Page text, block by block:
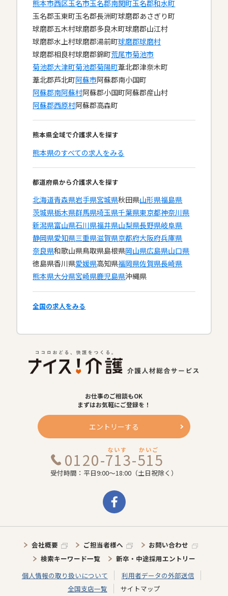
熊本市西区玉名市玉名郡南関町玉名郡和水町
玉名郡玉東町玉名郡長洲町球磨郡あさぎり町
球磨郡五木村球磨郡多良木町球磨郡山江村
球磨郡水上村球磨郡湯前町球磨郡球磨村
球磨郡相良村球磨郡錦町荒尾市菊池市
菊池郡大津町菊池郡菊陽町葦北郡津奈木町
葦北郡芦北町阿蘇市阿蘇郡南小国町
阿蘇郡南阿蘇村阿蘇郡小国町阿蘇郡産山村
阿蘇郡西原村阿蘇郡高森町
熊本県全域で介護求人を探す
熊本県のすべての求人をみる
都道府県から介護求人を探す
北海道青森県岩手県宮城県秋田県山形県福島県
茨城県栃木県群馬県埼玉県千葉県東京都神奈川県
新潟県富山県石川県福井県山梨県長野県岐阜県
静岡県愛知県三重県滋賀県京都府大阪府兵庫県
奈良県和歌山県鳥取県島根県岡山県広島県山口県
徳島県香川県愛媛県高知県福岡県佐賀県長崎県
熊本県大分県宮崎県鹿児島県沖縄県
全国の求人をみる
お仕事のご相談もOK
まずはお気軽にご登録を！
エントリーする
0120-713-515
ないす かいご
受付時間：平日9:00～18:00（土日祝除く）
会社概要 ご担当者様へ
お問い合わせ
検索キーワード一覧
新卒・中途採用エントリー
個人情報の取り扱いについて
利用者データの外部送信
全国支店一覧
サイトマップ